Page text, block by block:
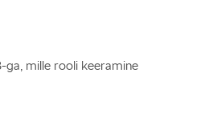
ga, mille rooli keeramine